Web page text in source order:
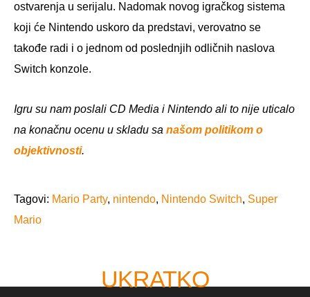
ostvarenja u serijalu. Nadomak novog igračkog sistema
koji će Nintendo uskoro da predstavi, verovatno se
takođe radi i o jednom od poslednjih odličnih naslova
Switch konzole.
Igru su nam poslali CD Media i Nintendo ali to nije uticalo
na konačnu ocenu u skladu sa našom politikom o
objektivnosti.
Tagovi: Mario Party, nintendo, Nintendo Switch, Super
Mario
UKRATKO